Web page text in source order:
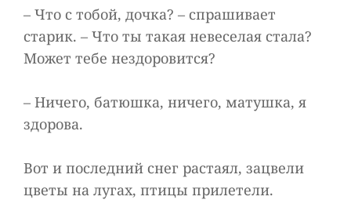
– Что с тобой, дочка? – спрашивает
старик. – Что ты такая невеселая стала?
Может тебе нездоровится?
– Ничего, батюшка, ничего, матушка, я
здорова.
Вот и последний снег растаял, зацвели
цветы на лугах, птицы прилетели.